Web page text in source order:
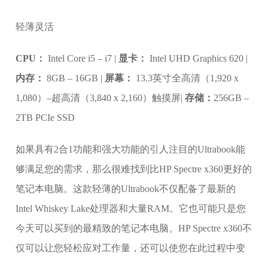
轻薄灵活
CPU： Intel Core i5 – i7 | 显卡： Intel UHD Graphics 620 |
内存： 8GB – 16GB | 屏幕：
13.3英寸全高清（1,920 x
1,080）–超高清（3,840 x 2,160）触摸屏|存储： 256GB –
2TB PCIe SSD
如果具有2合1功能和强大功能的引人注目的Ultrabook能
够满足您的需求，那么很难找到比HP Spectre x360更好的
笔记本电脑。这款轻薄的Ultrabook不仅配备了最新的
Intel Whiskey Lake处理器和大量RAM。它也可能只是您
今天可以买到的最精致的笔记本电脑。HP Spectre x360不
仅可以让您轻松应对工作量，还可以使您在此过程中变